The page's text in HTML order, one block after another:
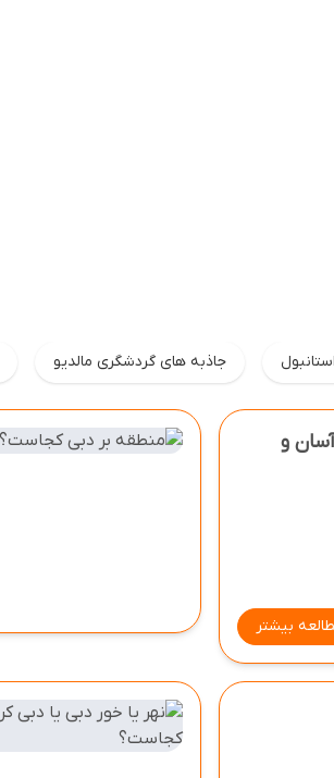
جاذبه های گردشگری مالدیو
آسان و
بیشتر